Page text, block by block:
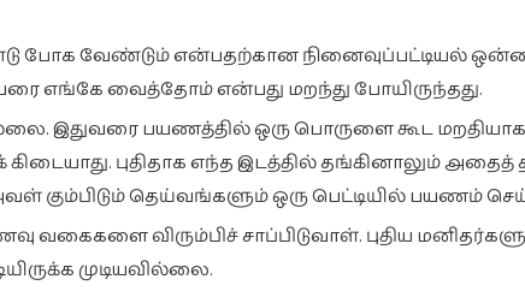
போக வேண்டும் என்பதற்கான நினைவுப்பட்டியல்
எங்கே வைத்தோம் என்பது மறந்து போயிருந்தது.
இதுவரை பயணத்தில் ஒரு பொருளை கூட மறதியாக
புதிதாக எந்த இடத்தில் தங்கினாலும்
கும்பிடும் தெய்வங்களும் ஒரு பெட்டியில் பயணம்
வகைகளை விரும்பிச் சாப்பிடுவாள். புதிய
முடியவில்லை.